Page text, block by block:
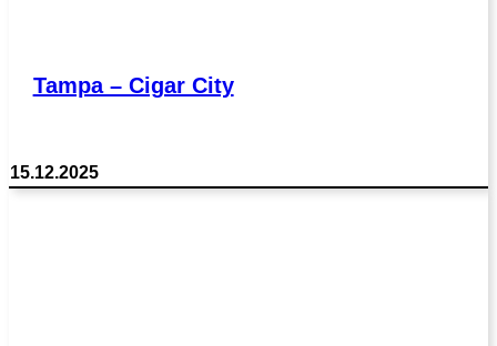
Tampa – Cigar City
15.12.2025